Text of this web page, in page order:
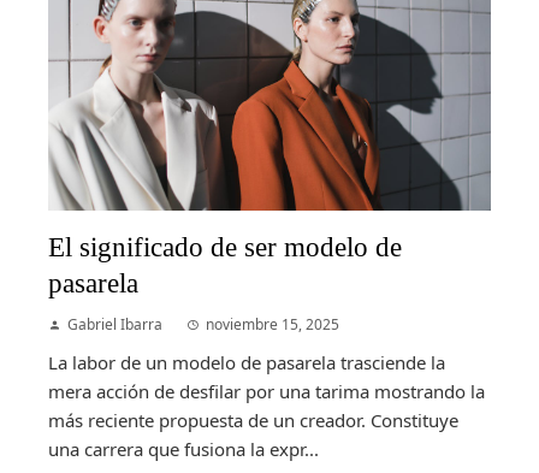
El significado de ser modelo de
pasarela
Gabriel Ibarra noviembre 15, 2025
La labor de un modelo de pasarela trasciende la
mera acción de desfilar por una tarima mostrando la
más reciente propuesta de un creador. Constituye
una carrera que fusiona la expr...